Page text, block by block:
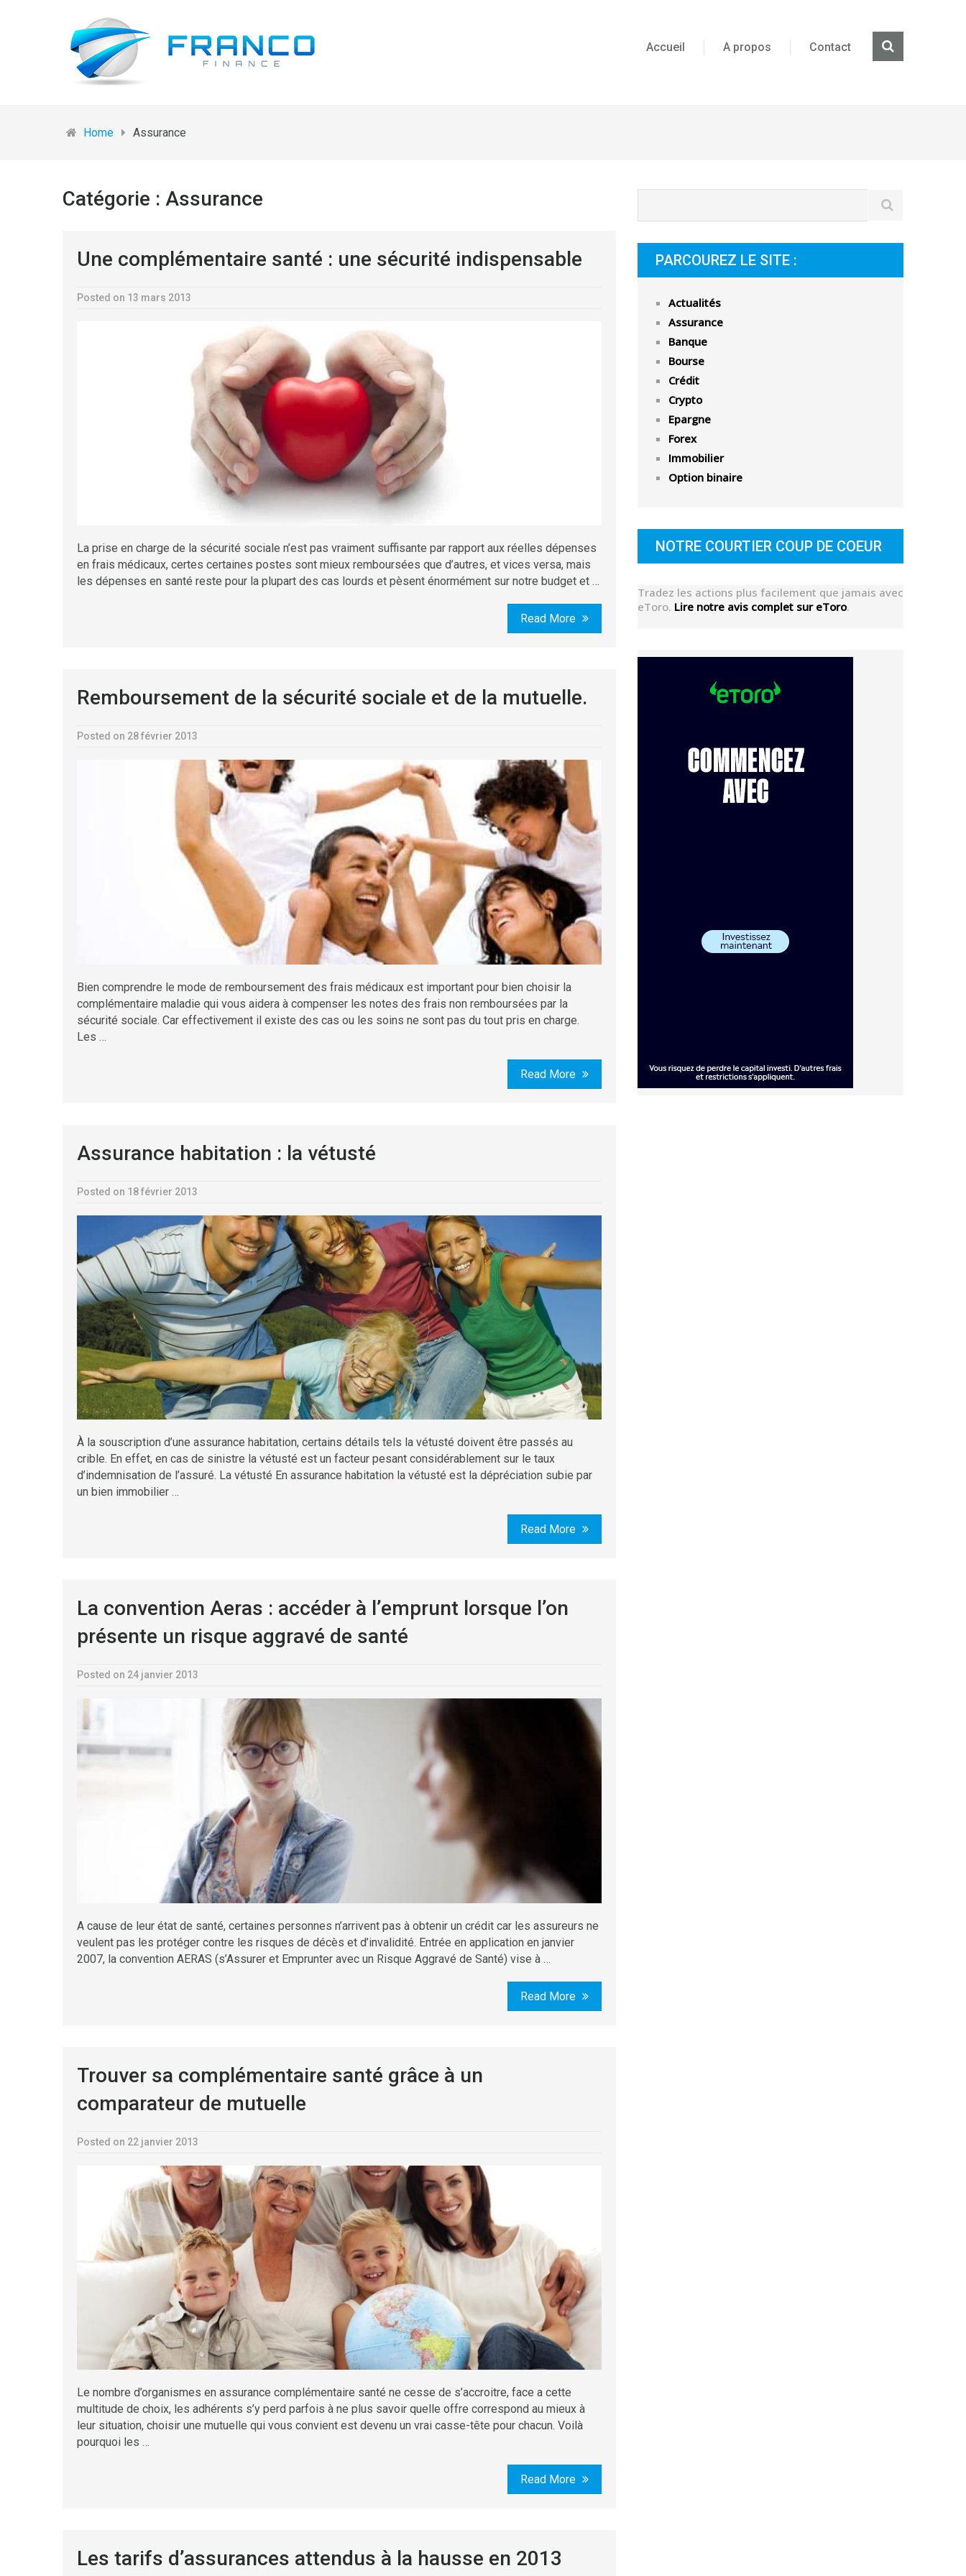
Accueil A propos Contact
Home Assurance
Catégorie : Assurance
Une complémentaire santé : une sécurité indispensable
Posted on 13 mars 2013
La prise en charge de la sécurité sociale n’est pas vraiment suffisante par rapport aux réelles dépenses
en frais médicaux, certes certaines postes sont mieux remboursées que d’autres, et vices versa, mais
les dépenses en santé reste pour la plupart des cas lourds et pèsent énormément sur notre budget et …
Read More
Remboursement de la sécurité sociale et de la mutuelle.
Posted on 28 février 2013
Bien comprendre le mode de remboursement des frais médicaux est important pour bien choisir la
complémentaire maladie qui vous aidera à compenser les notes des frais non remboursées par la
sécurité sociale. Car effectivement il existe des cas ou les soins ne sont pas du tout pris en charge.
Les …
Read More
Assurance habitation : la vétusté
Posted on 18 février 2013
À la souscription d’une assurance habitation, certains détails tels la vétusté doivent être passés au
crible. En effet, en cas de sinistre la vétusté est un facteur pesant considérablement sur le taux
d’indemnisation de l’assuré. La vétusté En assurance habitation la vétusté est la dépréciation subie par
un bien immobilier …
Read More
La convention Aeras : accéder à l’emprunt lorsque l’on
présente un risque aggravé de santé
Posted on 24 janvier 2013
A cause de leur état de santé, certaines personnes n’arrivent pas à obtenir un crédit car les assureurs ne
veulent pas les protéger contre les risques de décès et d’invalidité. Entrée en application en janvier
2007, la convention AERAS (s’Assurer et Emprunter avec un Risque Aggravé de Santé) vise à …
Read More
Trouver sa complémentaire santé grâce à un
comparateur de mutuelle
Posted on 22 janvier 2013
Le nombre d’organismes en assurance complémentaire santé ne cesse de s’accroitre, face a cette
multitude de choix, les adhérents s’y perd parfois à ne plus savoir quelle offre correspond au mieux à
leur situation, choisir une mutuelle qui vous convient est devenu un vrai casse-tête pour chacun. Voilà
pourquoi les …
Read More
Les tarifs d’assurances attendus à la hausse en 2013
PARCOUREZ LE SITE :
Actualités
Assurance
Banque
Bourse
Crédit
Crypto
Epargne
Forex
Immobilier
Option binaire
NOTRE COURTIER COUP DE COEUR
Tradez les actions plus facilement que jamais avec
eToro. Lire notre avis complet sur eToro.